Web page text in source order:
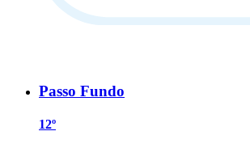
Passo Fundo
12º